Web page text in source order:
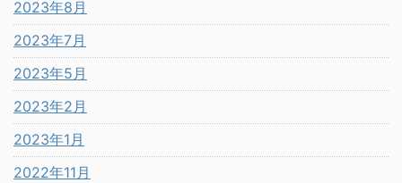
2023年8月
2023年7月
2023年5月
2023年2月
2023年1月
2022年11月